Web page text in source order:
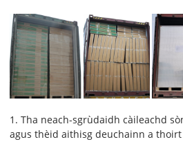
1. Tha neach-sgrùdaidh càileachd
agus thèid aithisg deuchainn a